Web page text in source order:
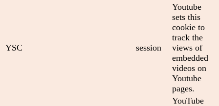
YSC session
Youtube
sets this
cookie to
track the
views of
embedded
videos on
Youtube
pages.
YouTube